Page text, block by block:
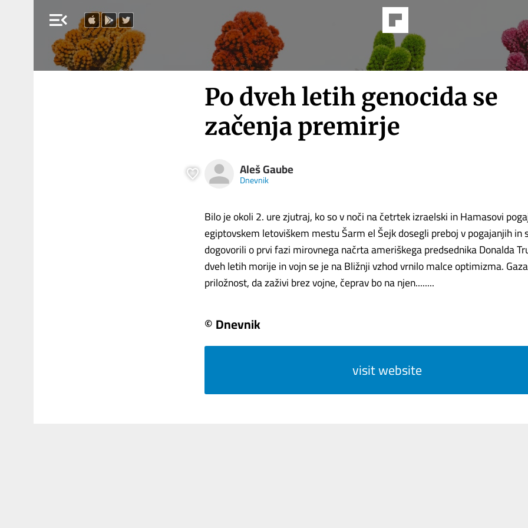
menu_open
Po dveh letih genocida se
začenja premirje
Aleš Gaube
Dnevnik
Bilo je okoli 2. ure zjutraj, ko so v noči na četrtek izraelski in Hamasovi
egiptovskem letoviškem mestu Šarm el Šejk dosegli preboj v pogajanjih in
dogovorili o prvi fazi mirovnega načrta ameriškega predsednika Donalda
dveh letih morije in vojn se je na Bližnji vzhod vrnilo malce optimizma.
priložnost, da zaživi brez vojne, čeprav bo na njen........
© Dnevnik
visit website